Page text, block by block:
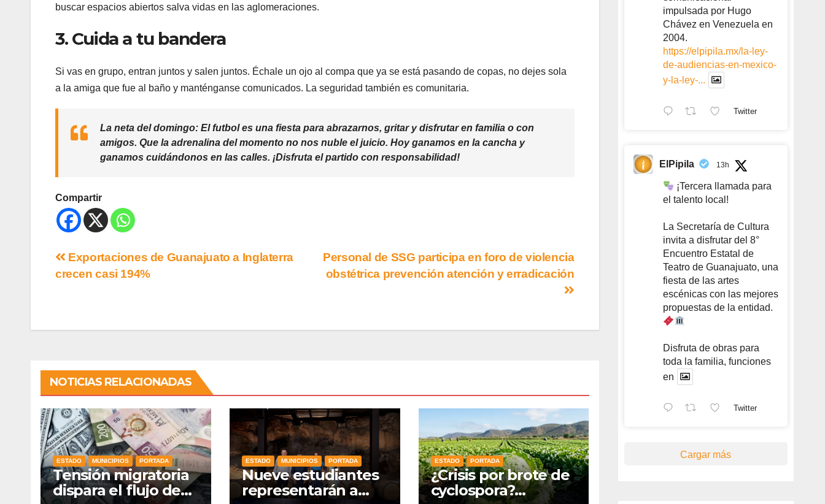
buscar espacios abiertos salva vidas en las aglomeraciones.
3. Cuida a tu bandera
Si vas en grupo, entran juntos y salen juntos. Échale un ojo al compa que ya se está pasando de copas, no dejes sola
a la amiga que fue al baño y manténganse comunicados. La seguridad también es comunitaria.
La neta del domingo: El futbol es una fiesta para abrazarnos, gritar y disfrutar en familia o con
amigos. Que la adrenalina del momento no nos nuble el juicio. Hoy ganamos en la cancha y
ganamos cuidándonos en las calles. ¡Disfruta el partido con responsabilidad!
Compartir
Personal de SSG participa en foro de violencia
obstétrica prevención atención y erradicación
Exportaciones de Guanajuato a Inglaterra
crecen casi 194%
NOTICIAS RELACIONADAS
ESTADO MUNICIPIOS PORTADA
Tensión migratoria
dispara el flujo de
ESTADO MUNICIPIOS PORTADA
Nueve estudiantes
representarán a
ESTADO PORTADA
¿Crisis por brote de
cyclospora?
impulsada por Hugo
Chávez en Venezuela en
2004.
https://elpipila.mx/la-ley-
de-audiencias-en-mexico-
y-la-ley-...
Twitter
ElPipila 13h
¡Tercera llamada para
el talento local!
La Secretaría de Cultura
invita a disfrutar del 8°
Encuentro Estatal de
Teatro de Guanajuato, una
fiesta de las artes
escénicas con las mejores
propuestas de la entidad.
Disfruta de obras para
toda la familia, funciones
en
Twitter
Cargar más